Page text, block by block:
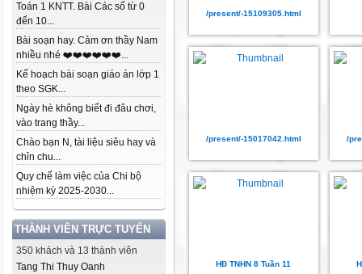
Toán 1 KNTT. Bài Các số từ 0
đến 10...
Bài soạn hay. Cảm ơn thầy Nam
nhiều nhé ❤️❤️❤️❤️❤️❤️...
Kế hoạch bài soạn giáo án lớp 1
theo SGK...
Ngày hè không biết đi đâu chơi,
vào trang thầy...
Chào bạn N, tài liệu siêu hay và
chỉn chu...
Quy chế làm việc của Chi bộ
nhiệm kỳ 2025-2030...
THÀNH VIÊN TRỰC TUYẾN
350 khách và 13 thành viên
Tang Thi Thuy Oanh
/present/-15109305.html
/present/-15017042.html /
HĐ TNHN 8 Tuần 11